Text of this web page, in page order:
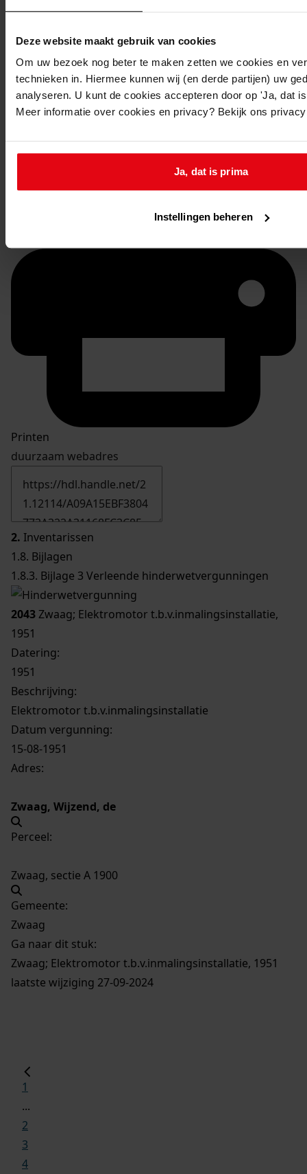
Deze website maakt gebruik van cookies
Om uw bezoek nog beter te maken zetten we cookies en
technieken in. Hiermee kunnen wij (en derde partijen) uw
analyseren. U kunt de cookies accepteren door op 'Ja, dat
Meer informatie over cookies en privacy? Bekijk ons
Ja, dat is prima
Instellingen beheren
Printen
duurzaam webadres
2. Inventarissen
1.8. Bijlagen
1.8.3. Bijlage 3 Verleende hinderwetvergunningen
2043Zwaag; Elektromotor t.b.v.inmalingsinstallatie,
1951
Datering:
1951
Beschrijving:
Elektromotor t.b.v.inmalingsinstallatie
Datum vergunning:
15-08-1951
Adres:
Zwaag, Wijzend, de
Perceel:
Zwaag, sectie A 1900
Gemeente:
Zwaag
Ga naar dit stuk:
Zwaag; Elektromotor t.b.v.inmalingsinstallatie, 1951
laatste wijziging 27-09-2024
1
...
2
3
4